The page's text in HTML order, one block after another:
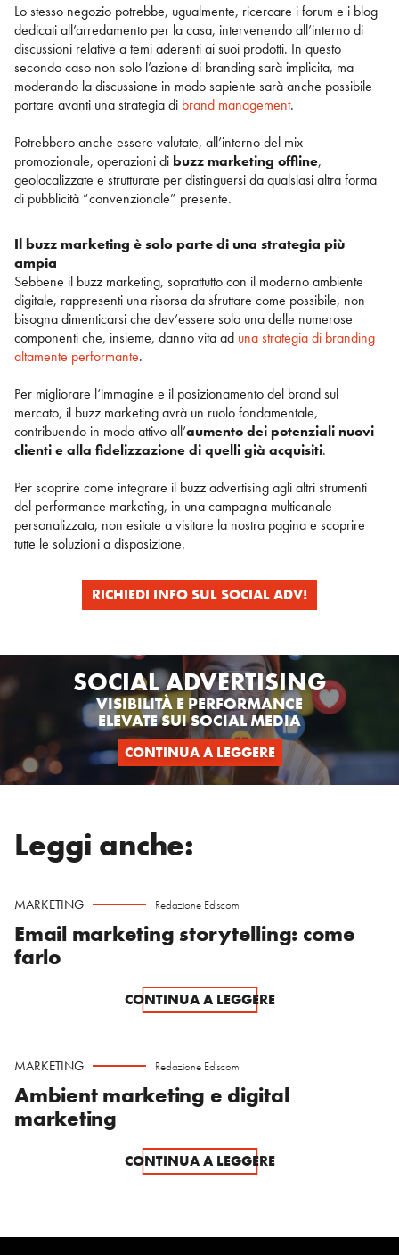
Lo stesso negozio potrebbe, ugualmente, ricercare i forum e i blog
dedicati all’arredamento per la casa, intervenendo all’interno di
discussioni relative a temi aderenti ai suoi prodotti. In questo
secondo caso non solo l’azione di branding sarà implicita, ma
moderando la discussione in modo sapiente sarà anche possibile
portare avanti una strategia di brand management.
Potrebbero anche essere valutate, all’interno del mix
promozionale, operazioni di buzz marketing offline,
geolocalizzate e strutturate per distinguersi da qualsiasi altra forma
di pubblicità “convenzionale” presente.
Il buzz marketing è solo parte di una strategia più
ampia
Sebbene il buzz marketing, soprattutto con il moderno ambiente
digitale, rappresenti una risorsa da sfruttare come possibile, non
bisogna dimenticarsi che dev’essere solo una delle numerose
componenti che, insieme, danno vita ad una strategia di branding
altamente performante.
Per migliorare l’immagine e il posizionamento del brand sul
mercato, il buzz marketing avrà un ruolo fondamentale,
contribuendo in modo attivo all’aumento dei potenziali nuovi
clienti e alla fidelizzazione di quelli già acquisiti.
Per scoprire come integrare il buzz advertising agli altri strumenti
del performance marketing, in una campagna multicanale
personalizzata, non esitate a visitare la nostra pagina e scoprire
tutte le soluzioni a disposizione.
RICHIEDI INFO SUL SOCIAL ADV!
SOCIAL ADVERTISING
VISIBILITÀ E PERFORMANCE
ELEVATE SUI SOCIAL MEDIA
CONTINUA A LEGGERE
Leggi anche:
MARKETING Redazione Ediscom
Email marketing storytelling: come
farlo
CONTINUA A LEGGERE
MARKETING Redazione Ediscom
Ambient marketing e digital
marketing
CONTINUA A LEGGERE